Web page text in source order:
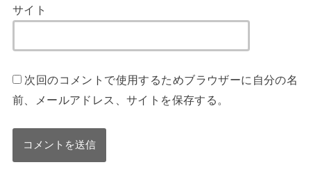
サイト
次回のコメントで使用するためブラウザーに自分の名
前、メールアドレス、サイトを保存する。